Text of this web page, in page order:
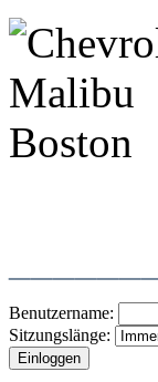
Benutzername:
Sitzungslänge: